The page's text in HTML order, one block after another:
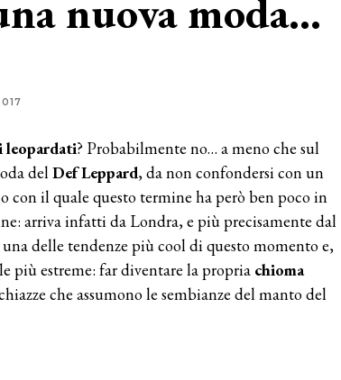
nuova moda…
leopardati? Probabilmente no… a meno che sul
del Def Leppard, da non confondersi con un
con il quale questo termine ha però ben poco in
arriva infatti da Londra, e più precisamente dal
una delle tendenze più cool di questo momento e,
più estreme: far diventare la propria chioma
che assumono le sembianze del manto del